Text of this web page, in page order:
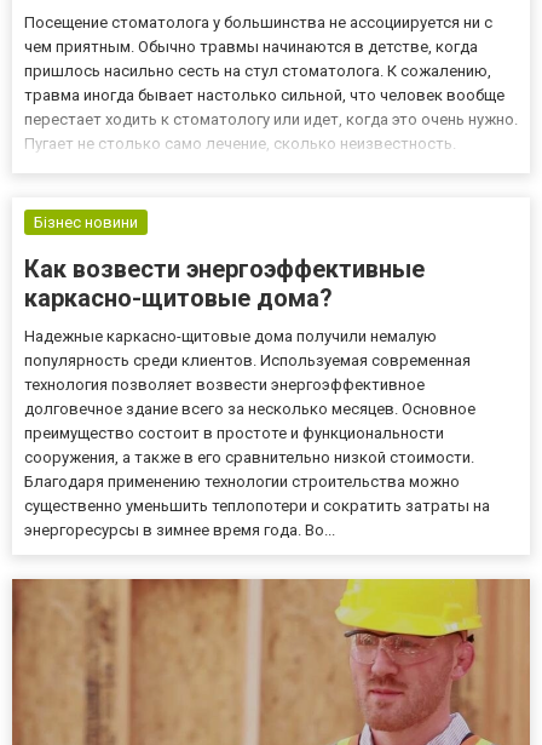
Посещение стоматолога у большинства не ассоциируется ни с
чем приятным. Обычно травмы начинаются в детстве, когда
пришлось насильно сесть на стул стоматолога. К сожалению,
травма иногда бывает настолько сильной, что человек вообще
перестает ходить к стоматологу или идет, когда это очень нужно.
Пугает не столько само лечение, сколько неизвестность.
Бізнес новини
Как возвести энергоэффективные
каркасно-щитовые дома?
Надежные каркасно-щитовые дома получили немалую
популярность среди клиентов. Используемая современная
технология позволяет возвести энергоэффективное
долговечное здание всего за несколько месяцев. Основное
преимущество состоит в простоте и функциональности
сооружения, а также в его сравнительно низкой стоимости.
Благодаря применению технологии строительства можно
существенно уменьшить теплопотери и сократить затраты на
энергоресурсы в зимнее время года. Во...